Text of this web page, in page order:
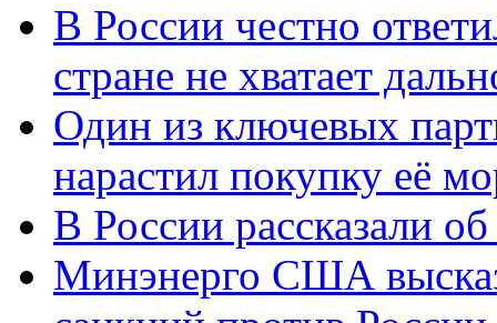
В России честно
стране не хватает
Один из ключевых
нарастил покупку её
В России рассказали
Минэнерго США